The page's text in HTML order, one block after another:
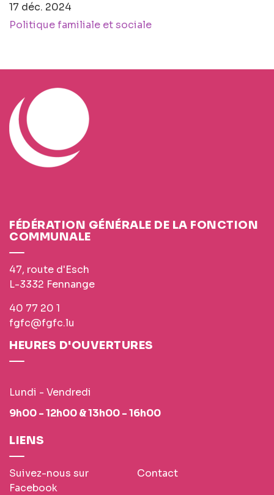
17 déc. 2024
Politique familiale et sociale
FÉDÉRATION GÉNÉRALE DE LA FONCTION
COMMUNALE
47, route d'Esch
L-3332 Fennange
40 77 20 1
fgfc@fgfc.lu
HEURES D'OUVERTURES
Lundi - Vendredi
9h00 - 12h00 & 13h00 - 16h00
LIENS
Suivez-nous sur
Facebook
Contact